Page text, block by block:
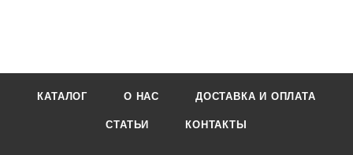
КАТАЛОГ О НАС ДОСТАВКА И ОПЛАТА
СТАТЬИ КОНТАКТЫ